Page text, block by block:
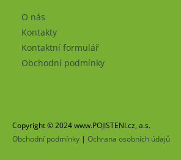
O nás
Kontakty
Kontaktní formulář
Obchodní podmínky
Copyright © 2024 www.POJISTENI.cz, a.s.
Obchodní podmínky | Ochrana osobních údajů